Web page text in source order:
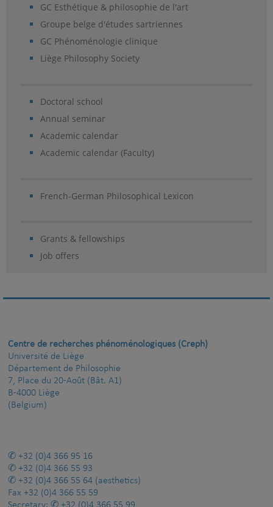
GC Esthétique & philosophie de l'art
Groupe belge d'études sartriennes
GC Phénoménologie clinique
Liège Philosophy Society
Doctoral school
Annual seminar
Academic calendar
Academic calendar (Faculty)
French-German Philosophical Lexicon
Grants & fellowships
Job offers
Centre de recherches phénoménologiques (Creph)
Université de Liège
Département de Philosophie
7, Place du 20-Août (Bât. A1)
B-4000 Liège
(Belgium)
+32 (0)4 366 95 16
+32 (0)4 366 55 93
+32 (0)4 366 55 64 (aesthetics)
Fax +32 (0)4 366 55 59